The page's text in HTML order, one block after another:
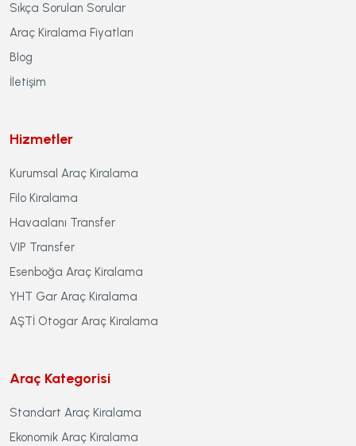
Sıkça Sorulan Sorular
Araç Kiralama Fiyatları
Blog
İletişim
Hizmetler
Kurumsal Araç Kiralama
Filo Kiralama
Havaalanı Transfer
VIP Transfer
Esenboğa Araç Kiralama
YHT Gar Araç Kiralama
AŞTİ Otogar Araç Kiralama
Araç Kategorisi
Standart Araç Kiralama
Ekonomik Araç Kiralama